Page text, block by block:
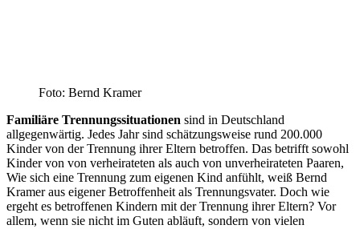
Foto: Bernd Kramer
Familiäre Trennungssituationen sind in Deutschland
allgegenwärtig. Jedes Jahr sind schätzungsweise rund 200.000
Kinder von der Trennung ihrer Eltern betroffen. Das betrifft sowohl
Kinder von von verheirateten als auch von unverheirateten Paaren,
Wie sich eine Trennung zum eigenen Kind anfühlt, weiß Bernd
Kramer aus eigener Betroffenheit als Trennungsvater. Doch wie
ergeht es betroffenen Kindern mit der Trennung ihrer Eltern? Vor
allem, wenn sie nicht im Guten abläuft, sondern von vielen